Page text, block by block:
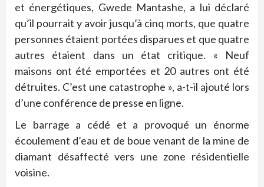
et énergétiques, Gwede Mantashe, a lui déclaré
qu’il pourrait y avoir jusqu’à cinq morts, que quatre
personnes étaient portées disparues et que quatre
autres étaient dans un état critique. « Neuf
maisons ont été emportées et 20 autres ont été
détruites. C’est une catastrophe », a-t-il ajouté lors
d’une conférence de presse en ligne.
Le barrage a cédé et a provoqué un énorme
écoulement d’eau et de boue venant de la mine de
diamant désaffecté vers une zone résidentielle
voisine.